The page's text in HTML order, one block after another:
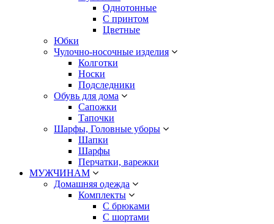
Однотонные
С принтом
Цветные
Юбки
Чулочно-носочные изделия
Колготки
Носки
Подследники
Обувь для дома
Сапожки
Тапочки
Шарфы, Головные уборы
Шапки
Шарфы
Перчатки, варежки
МУЖЧИНАМ
Домашняя одежда
Комплекты
С брюками
С шортами